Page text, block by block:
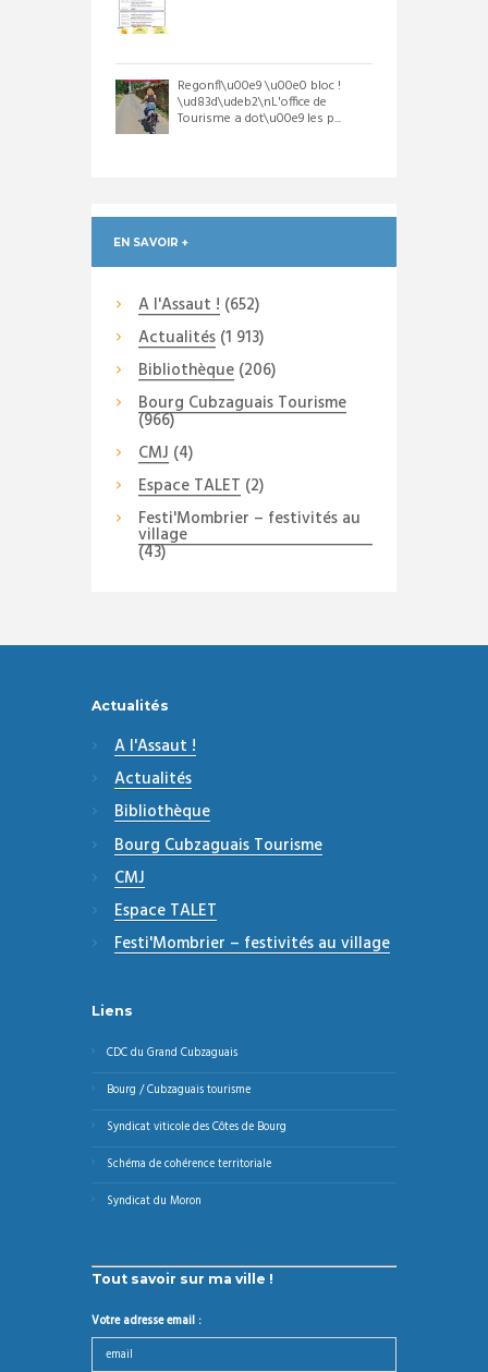
Regonfl\u00e9 \u00e0 bloc !
\ud83d\udeb2\nL'office de
Tourisme a dot\u00e9 les p...
EN SAVOIR +
A l'Assaut ! (652)
Actualités(1 913)
Bibliothèque(206)
Bourg Cubzaguais Tourisme
(966)
CMJ (4)
Espace TALET (2)
Festi'Mombrier – festivités au
village
(43)
Actualités
A l'Assaut !
Actualités
Bibliothèque
Bourg Cubzaguais Tourisme
CMJ
Espace TALET
Festi'Mombrier – festivités au village
Liens
CDC du Grand Cubzaguais
Bourg / Cubzaguais tourisme
Syndicat viticole des Côtes de Bourg
Schéma de cohérence territoriale
Syndicat du Moron
Tout savoir sur ma ville !
Votre adresse email :